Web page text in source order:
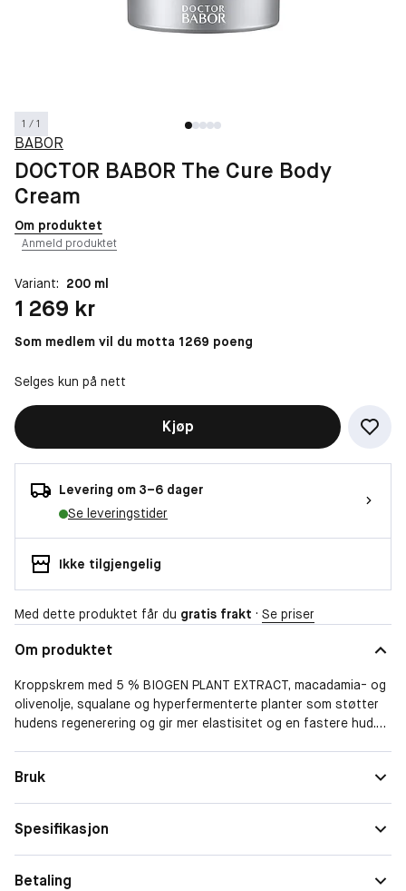
1 / 1
BABOR
DOCTOR BABOR The Cure Body
Cream
Om produktet
Anmeld produktet
Variant: 200 ml
Pris: 1 269 kr
1 269 kr
Som medlem vil du motta 1269 poeng
Selges kun på nett
Kjøp
Levering om 3–6 dager
Se leveringstider
Ikke tilgjengelig
Med dette produktet får du gratis frakt · Se priser
Om produktet
Kroppskrem med 5 % BIOGEN PLANT EXTRACT, macadamia- og
olivenolje, squalane og hyperfermenterte planter som støtter
hudens regenerering og gir mer elastisitet og en fastere hud.
Tidligere navn: Ultimate Repair Body Cream
Bruk
Spesifikasjon
Betaling